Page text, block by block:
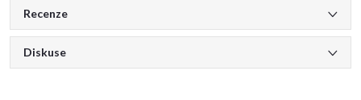
Recenze
Diskuse